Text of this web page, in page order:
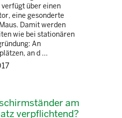
über einen
eine gesonderte
Damit werden
wie bei stationären
An
an d ...
am
verpflichtend?